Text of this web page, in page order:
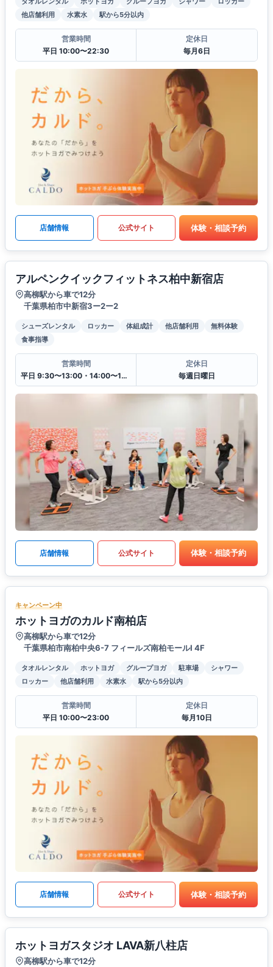
他店舗利用
水素水 駅から5分以内
営業時間
平日 10:00〜22:30
定休日
毎月6日
店舗情報 公式サイト 体験・相談予約
アルペンクイックフィットネス柏中新宿店
高柳駅から車で12分
千葉県柏市中新宿3ー2ー2
シューズレンタル ロッカー 体組成計 他店舗利用
無料体験
食事指導
営業時間
平日 9:30〜13:00・14:00〜19:30
定休日
毎週日曜日
店舗情報 公式サイト 体験・相談予約
キャンペーン中
ホットヨガのカルド南柏店
高柳駅から車で12分
千葉県柏市南柏中央6-7 フィールズ南柏モールⅠ 4F
タオルレンタル ホットヨガ グループヨガ 駐車場
シャワー
ロッカー
他店舗利用 水素水 駅から5分以内
営業時間
平日 10:00〜23:00
定休日
毎月10日
店舗情報 公式サイト 体験・相談予約
ホットヨガスタジオ LAVA新八柱店
高柳駅から車で12分